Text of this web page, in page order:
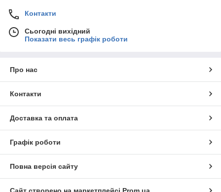
Контакти
Сьогодні вихідний
Показати весь графік роботи
Про нас
Контакти
Доставка та оплата
Графік роботи
Повна версія сайту